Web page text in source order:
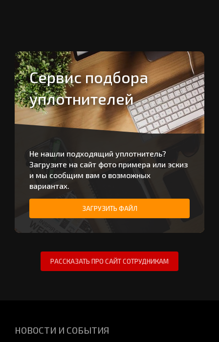
Сервис подбора
уплотнителей
Не нашли подходящий уплотнитель?
Загрузите на сайт фото примера или эскиз
и мы сообщим вам о возможных
вариантах.
ЗАГРУЗИТЬ ФАЙЛ
НОВОСТИ И СОБЫТИЯ